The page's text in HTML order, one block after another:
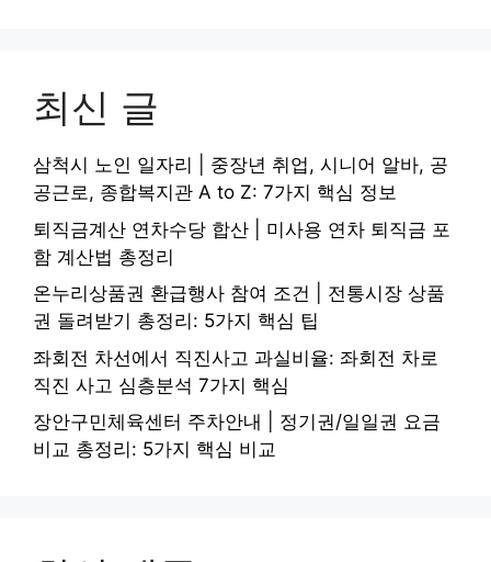
최신 글
삼척시 노인 일자리 | 중장년 취업, 시니어 알바, 공
공근로, 종합복지관 A to Z: 7가지 핵심 정보
퇴직금계산 연차수당 합산 | 미사용 연차 퇴직금 포
함 계산법 총정리
온누리상품권 환급행사 참여 조건 | 전통시장 상품
권 돌려받기 총정리: 5가지 핵심 팁
좌회전 차선에서 직진사고 과실비율: 좌회전 차로
직진 사고 심층분석 7가지 핵심
장안구민체육센터 주차안내 | 정기권/일일권 요금
비교 총정리: 5가지 핵심 비교